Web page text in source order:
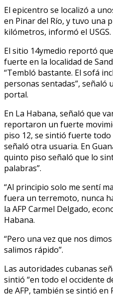
El epicentro se localizó a
en Pinar del Río, y tuvo una
kilómetros, informó el USGS.
El sitio 14ymedio reportó
fuerte en la localidad de
“Tembló bastante. El sofá
personas sentadas”, señaló
portal.
En La Habana, señaló que
reportaron un fuerte
piso 12, se sintió fuerte
señaló otra usuaria. En
quinto piso señaló que lo
palabras”.
“Al principio solo me sentí
fuera un terremoto, nunca
la AFP Carmel Delgado,
Habana.
“Pero una vez que nos
salimos rápido”.
Las autoridades cubanas
sintió “en todo el occidente
de AFP, también se sintió en